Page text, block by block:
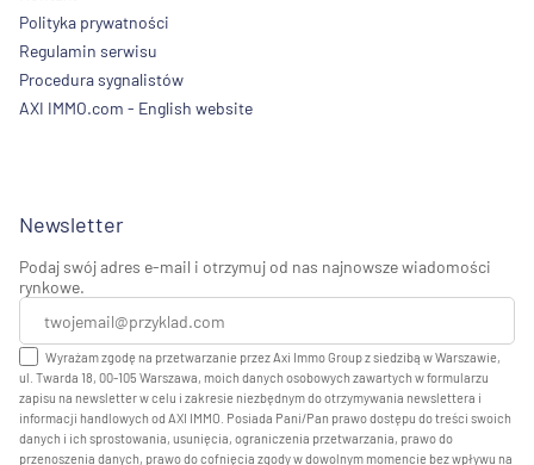
Polityka prywatności
Regulamin serwisu
Procedura sygnalistów
AXI IMMO.com - English website
Newsletter
Podaj swój adres e-mail i otrzymuj od nas najnowsze wiadomości
rynkowe.
Wyrażam zgodę na przetwarzanie przez Axi Immo Group z siedzibą w Warszawie,
ul. Twarda 18, 00-105 Warszawa, moich danych osobowych zawartych w formularzu
zapisu na newsletter w celu i zakresie niezbędnym do otrzymywania newslettera i
informacji handlowych od AXI IMMO. Posiada Pani/Pan prawo dostępu do treści swoich
danych i ich sprostowania, usunięcia, ograniczenia przetwarzania, prawo do
przenoszenia danych, prawo do cofnięcia zgody w dowolnym momencie bez wpływu na